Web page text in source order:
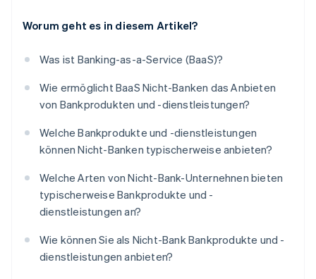
Worum geht es in diesem Artikel?
Was ist Banking-as-a-Service (BaaS)?
Wie ermöglicht BaaS Nicht-Banken das Anbieten
von Bankprodukten und -dienstleistungen?
Welche Bankprodukte und -dienstleistungen
können Nicht-Banken typischerweise anbieten?
Welche Arten von Nicht-Bank-Unternehnen bieten
typischerweise Bankprodukte und -
dienstleistungen an?
Wie können Sie als Nicht-Bank Bankprodukte und -
dienstleistungen anbieten?